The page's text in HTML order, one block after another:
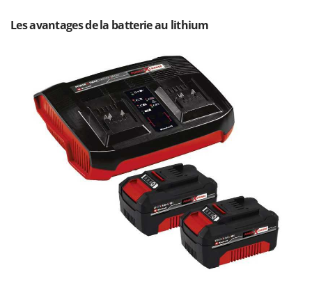
Makita
Marina Systems
Master
Mastercook
Masterpro
McCulloch
Les avantages de la batterie au lithium